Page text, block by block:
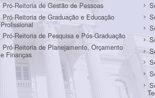
Pró-Reitoria de Gestão de Pessoas
Pró-Reitoria de Graduação e Educação
Profissional
Pró-Reitoria de Pesquisa e Pós-Graduação
Pró-Reitoria de Planejamento, Orçamento
e Finanças